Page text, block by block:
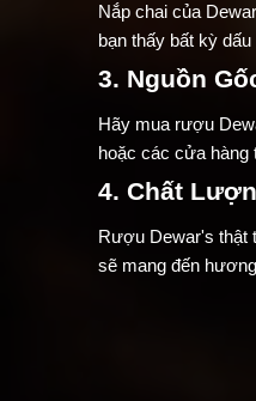
Nắp chai của
bạn thấy bất kỳ
3. Nguồn
Hãy mua rượu
hoặc các cửa hàng
4. Chất
Rượu Dewar's thật
sẽ mang đến